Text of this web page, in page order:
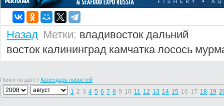
Назад Метки: владивосток дальний
восток калининград камчатка лосось
Поиск по дате / Календарь новостей
1 2 3 4 5 6 7 8 9 10 11 12 13 14 15 16 17 18 19